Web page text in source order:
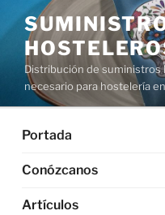
Saltar
al
contenido
Distribución de suministros
necesario para hostelería
Portada
Conózcanos
Artículos